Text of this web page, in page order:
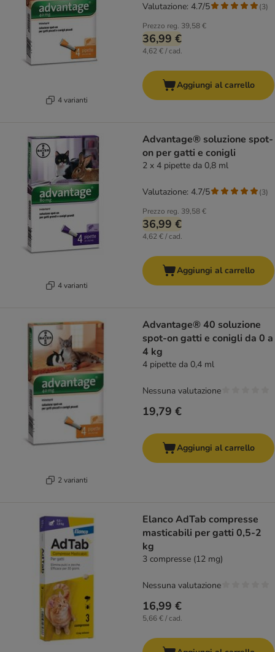
4 varianti
Prezzo reg. 39,58 €
36,99 €
4,62 € / cad.
Valutazione: 4.7/5 (3)
Aggiungi al carrello
4 varianti
Advantage® soluzione spot-
on per gatti e conigli
2 x 4 pipette da 0,8 ml
Prezzo reg. 39,58 €
36,99 €
4,62 € / cad.
Valutazione: 4.7/5 (3)
Aggiungi al carrello
2 varianti
Advantage® 40 soluzione
spot-on gatti e conigli da 0 a
4 kg
4 pipette da 0,4 ml
19,79 €
Nessuna valutazione
Aggiungi al carrello
Elanco AdTab compresse
masticabili per gatti 0,5-2
kg
3 compresse (12 mg)
16,99 €
5,66 € / cad.
Nessuna valutazione